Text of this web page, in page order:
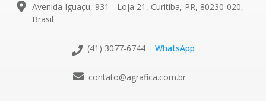
Avenida Iguaçu, 931 - Loja 21, Curitiba, PR, 80230-020,
Brasil
(41) 3077-6744 WhatsApp
contato@agrafica.com.br